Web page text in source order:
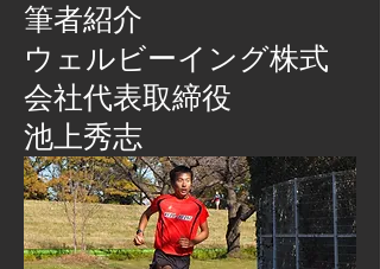
筆者紹介
​ウェルビーイング株式
会社代表取締役
池上秀志